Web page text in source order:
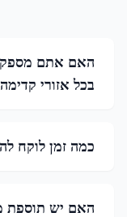
האם אתם
בכל אזורי
כמה זמן לוקח
האם יש תוספת